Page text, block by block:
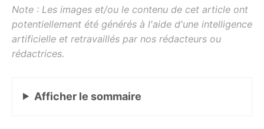
Afficher le sommaire